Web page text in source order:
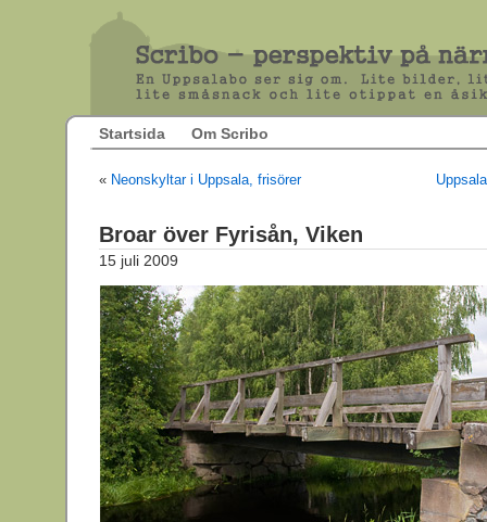
Startsida Om Scribo
« Neonskyltar i Uppsala, frisörer
Broar över Fyrisån, Viken
15 juli 2009